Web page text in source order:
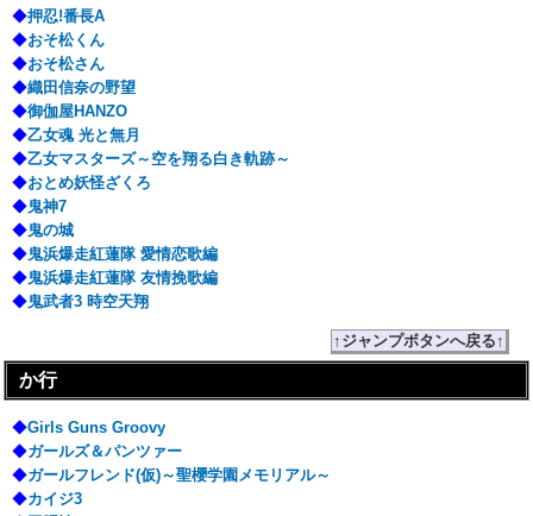
◆押忍!番長A
◆おそ松くん
◆おそ松さん
◆織田信奈の野望
◆御伽屋HANZO
◆乙女魂 光と無月
◆乙女マスターズ～空を翔る白き軌跡～
◆おとめ妖怪ざくろ
◆鬼神7
◆鬼の城
◆鬼浜爆走紅蓮隊 愛情恋歌編
◆鬼浜爆走紅蓮隊 友情挽歌編
◆鬼武者3 時空天翔
↑ジャンプボタンへ戻る↑
か行
◆Girls Guns Groovy
◆ガールズ＆パンツァー
◆ガールフレンド(仮)～聖櫻学園メモリアル～
◆カイジ3